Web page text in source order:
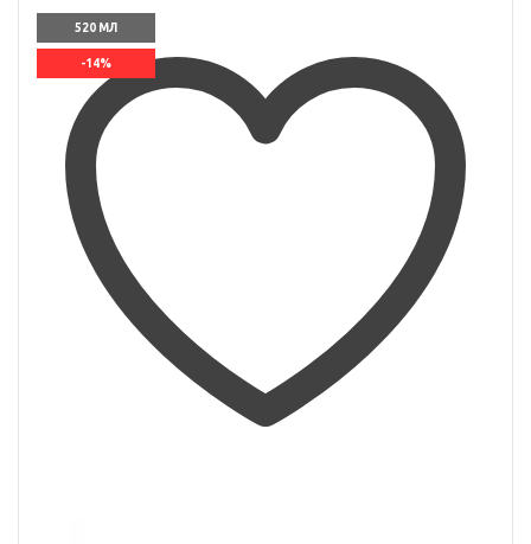
520 МЛ
-14%